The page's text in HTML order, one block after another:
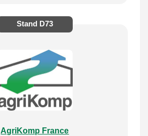
Stand D73
AgriKomp France